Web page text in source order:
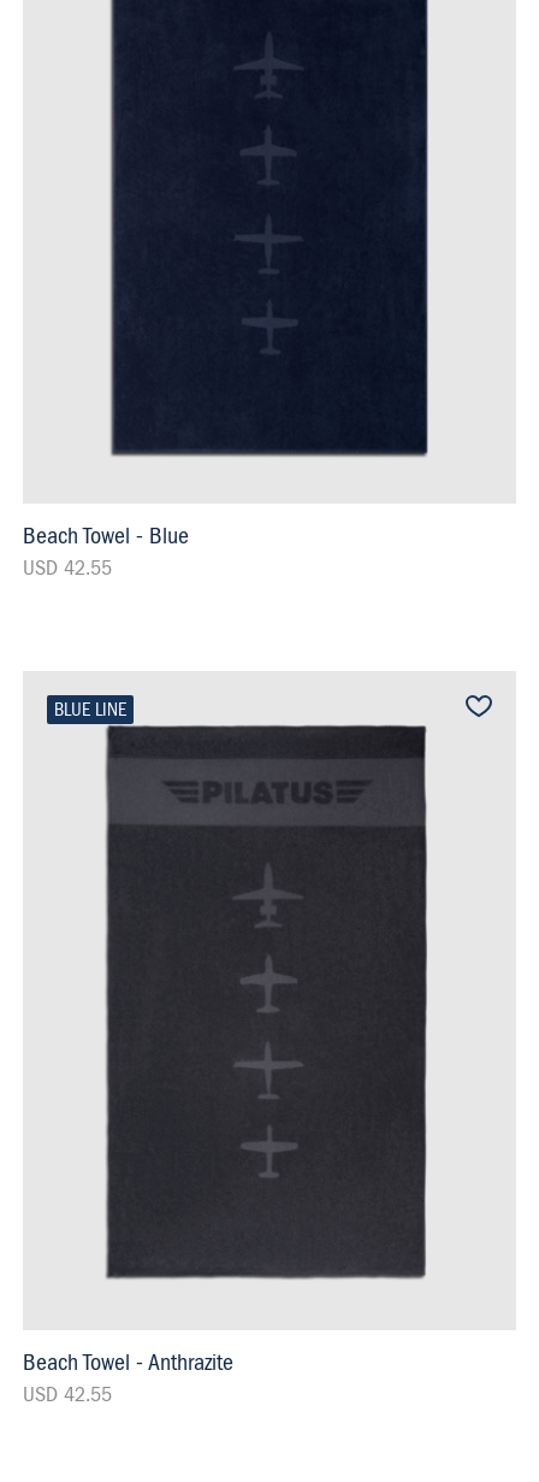
Beach Towel - Blue
USD 42.55
BLUE LINE
Beach Towel - Anthrazite
USD 42.55